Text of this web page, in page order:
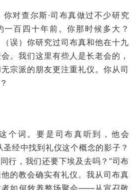
对查尔斯·司布真做过不少研究
百四十年前。你那时候多大？
（误）你研究过司布真和他在十九
。我们这里有些人是长老会的，
宗派的朋友更注重礼仪。你从司
个词。要是司布真听到，他会
经中找到礼仪这个概念的影子？
行，我们还要下埃及去吗？”司布
的教会确实有礼仪。我从司布真
者如何牧养整场聚会——从宣召敬